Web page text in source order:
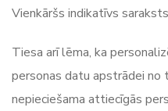
Vienkāršs indikatīvs
Tiesa arī lēma, ka
personas datu apstrādei
nepieciešama attiecīgās